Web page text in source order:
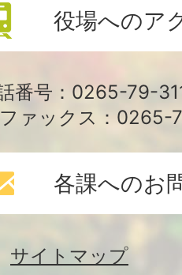
役場へのア
番号：0265-79-
ファックス：0265-
各課へのお
サイトマップ